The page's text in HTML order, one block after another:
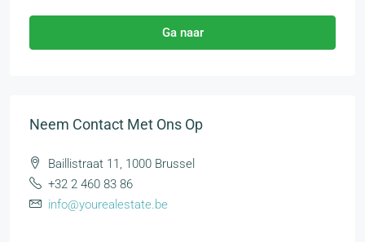
Ga naar
Neem Contact Met Ons Op
Baillistraat 11, 1000 Brussel
+32 2 460 83 86
info@yourealestate.be